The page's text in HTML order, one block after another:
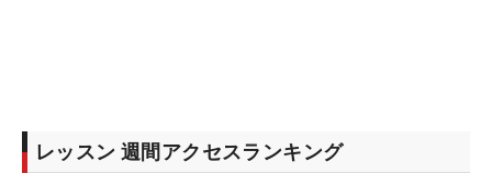
レッスン 週間アクセスランキング